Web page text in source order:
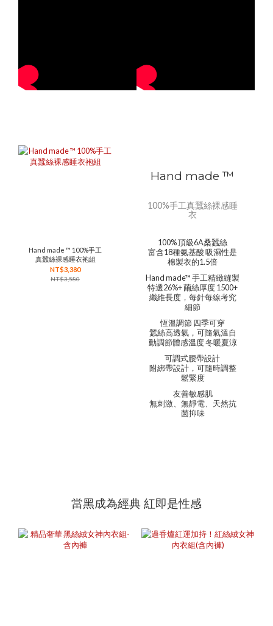
Hand made ™ 100%手工
真蠶絲裸感睡衣袍組
NT$3,380
NT$3,580
Hand made ™
100%手工真蠶絲裸感睡
衣
100% 頂級6A桑蠶絲
富含18種氨基酸 吸濕性是
棉製衣的1.5倍
Hand made™ 手工精緻縫製
特選26%+ 繭絲厚度 1500+
纖維長度，每針每線考究
細節
恆溫調節 四季可穿
蠶絲高透氣，可隨氣溫自
動調節體感溫度 冬暖夏涼
可調式腰帶設計
附綁帶設計，可隨時調整
鬆緊度
友善敏感肌
無刺激、無靜電、天然抗
菌抑味
當黑成為經典 紅即是性感